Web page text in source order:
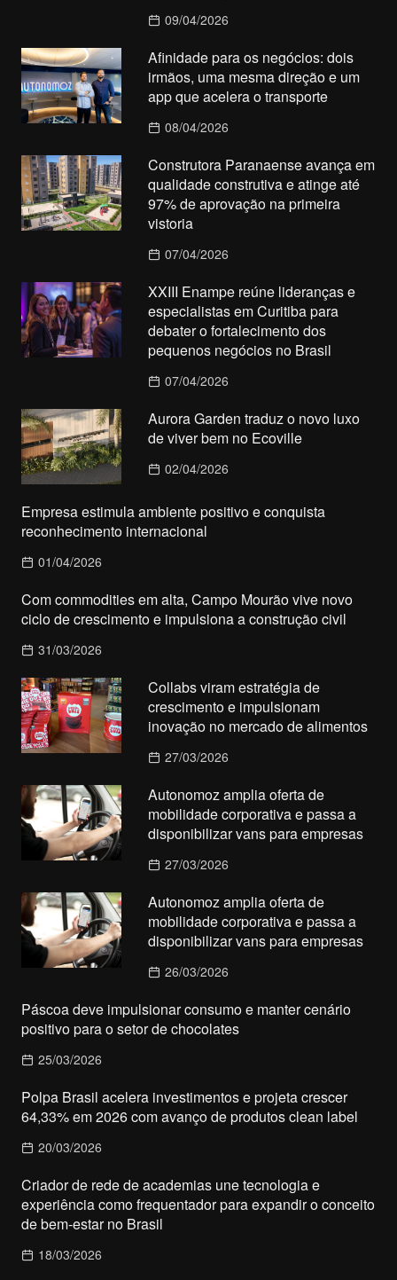
09/04/2026
Afinidade para os negócios: dois
irmãos, uma mesma direção e um
app que acelera o transporte
08/04/2026
Construtora Paranaense avança em
qualidade construtiva e atinge até
97% de aprovação na primeira
vistoria
07/04/2026
XXIII Enampe reúne lideranças e
especialistas em Curitiba para
debater o fortalecimento dos
pequenos negócios no Brasil
07/04/2026
Aurora Garden traduz o novo luxo
de viver bem no Ecoville
02/04/2026
Empresa estimula ambiente positivo e conquista
reconhecimento internacional
01/04/2026
Com commodities em alta, Campo Mourão vive novo
ciclo de crescimento e impulsiona a construção civil
31/03/2026
Collabs viram estratégia de
crescimento e impulsionam
inovação no mercado de alimentos
27/03/2026
Autonomoz amplia oferta de
mobilidade corporativa e passa a
disponibilizar vans para empresas
27/03/2026
Autonomoz amplia oferta de
mobilidade corporativa e passa a
disponibilizar vans para empresas
26/03/2026
Páscoa deve impulsionar consumo e manter cenário
positivo para o setor de chocolates
25/03/2026
Polpa Brasil acelera investimentos e projeta crescer
64,33% em 2026 com avanço de produtos clean label
20/03/2026
Criador de rede de academias une tecnologia e
experiência como frequentador para expandir o conceito
de bem-estar no Brasil
18/03/2026